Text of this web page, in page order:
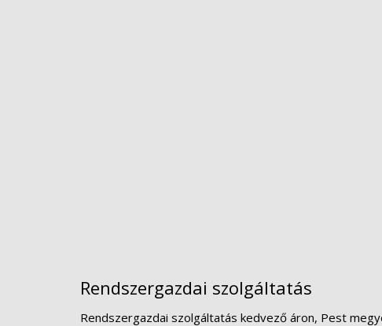
Rendszergazdai szolgáltatás
Rendszergazdai szolgáltatás kedvező áron, Pest